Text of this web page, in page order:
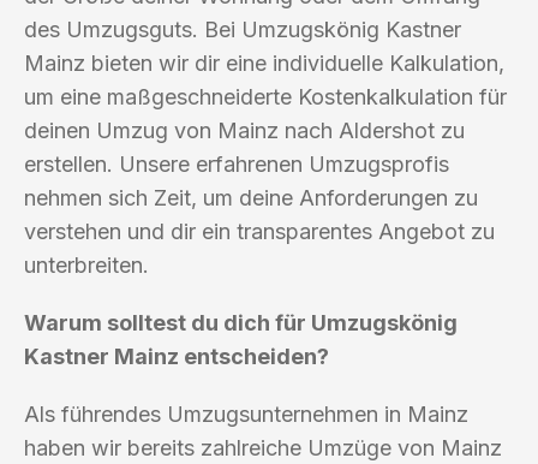
des Umzugsguts. Bei Umzugskönig Kastner
Mainz bieten wir dir eine individuelle Kalkulation,
um eine maßgeschneiderte Kostenkalkulation für
deinen Umzug von Mainz nach Aldershot zu
erstellen. Unsere erfahrenen Umzugsprofis
nehmen sich Zeit, um deine Anforderungen zu
verstehen und dir ein transparentes Angebot zu
unterbreiten.
Warum solltest du dich für Umzugskönig
Kastner Mainz entscheiden?
Als führendes Umzugsunternehmen in Mainz
haben wir bereits zahlreiche Umzüge von Mainz